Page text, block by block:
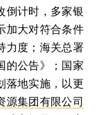
倒计时，多家银
加大对符合条件
力度；海关总署
的公告》；国家
落地实施，以更
源集团有限公司